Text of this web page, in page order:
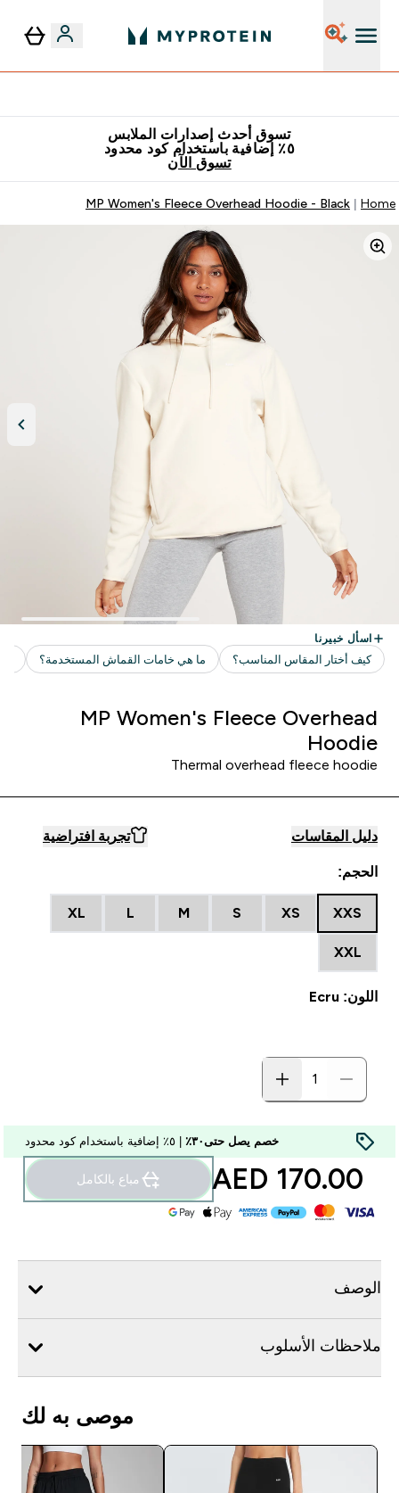
تسوق أحدث إصدارات الملابس
٥٪ إضافية باستخدام كود محدود
تسوق الآن
Home
MP Women's Fleece Overhead Hoodie - Black
MP Women's Fleece Overhead
Hoodie
Thermal overhead fleece hoodie
دليل المقاسات تجربة افتراضية
الحجم:
XXS
XS
S
M
L
XL
XXL
اللون: Ecru
خصم يصل حتى٣٠٪
170.00 AED‎ مباع بالكامل
الوصف
ملاحظات الأسلوب
موصى به لك